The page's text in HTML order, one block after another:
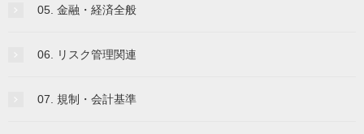
05. 金融・経済全般
06. リスク管理関連
07. 規制・会計基準